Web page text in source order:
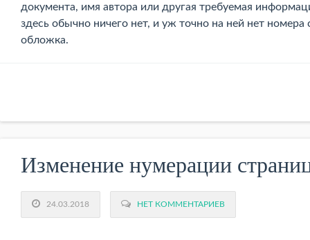
документа, имя автора или другая требуемая
здесь обычно ничего нет, и уж точно на ней нет
обложка.
Изменение нумерации
24.03.2018 НЕТ КОММЕНТАРИЕВ